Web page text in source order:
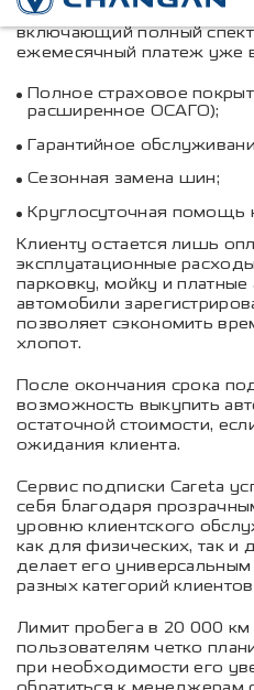
формат использования
включающий полный
ежемесячный платеж уже
Полное страховое
расширенное ОСАГО);
Гарантийное
Сезонная замена шин;
Круглосуточная помощь
Клиенту остается лишь
эксплуатационные
парковку, мойку и платные
автомобили
позволяет сэкономить
хлопот.
После окончания срока
возможность выкупить
остаточной стоимости,
ожидания клиента.
Сервис подписки Careta
себя благодаря
уровню клиентского
как для физических, так и
делает его
разных категорий
Лимит пробега в 20 000
пользователям четко
при необходимости его